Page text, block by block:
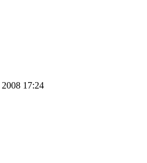
17:24